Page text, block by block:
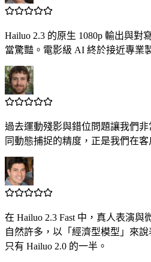
Hailuo 2.3 的原生 1080p 輸出與對
當驚豔。電影級 AI 終於接近專業
過去運動殘影與錯位問題讓我們
同動態捕捉的精度，正是我們在
在 Hailuo 2.3 Fast 中，真人表演
自然許多，以「經濟型模型」來
只有 Hailuo 2.0 的一半。